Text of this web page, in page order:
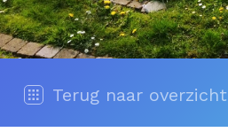
Terug naar overzicht